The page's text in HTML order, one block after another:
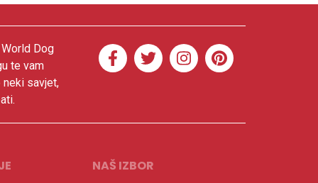
Dog
te vam
savjet,
NAŠ IZBOR